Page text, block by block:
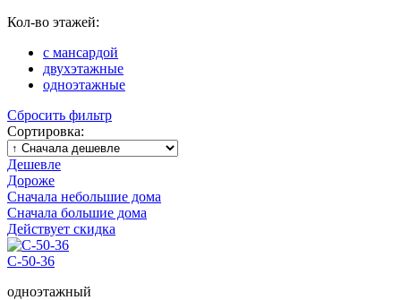
Кол-во этажей:
с мансардой
двухэтажные
одноэтажные
Сбросить фильтр
Сортировка:
Дешевле
Дороже
Сначала небольшие дома
Сначала большие дома
Действует скидка
C-50-36
одноэтажный